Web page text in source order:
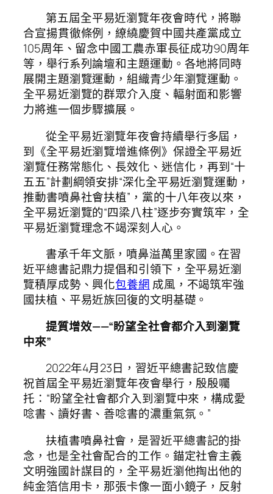
第五屆全平易近瀏覽年夜會時代，將聯
合宣揚貫徹條例，繚繞慶賀中國共產黨成立
105周年、留念中國工農赤軍長征成功90周年
等，舉行系列論壇和主題運動。各地將同時
展開主題瀏覽運動，組織青少年瀏覽運動。
全平易近瀏覽的群眾介入度、輻射面和影響
力將進一個步驟擴展。
從全平易近瀏覽年夜會持續舉行多屆，
到《全平易近瀏覽增進條例》保證全平易近
瀏覽任務常態化、長效化、迷信化，再到“十
五五”計劃綱領安排“深化全平易近瀏覽運動，
推動書噴鼻社會扶植”，黨的十八年夜以來，
全平易近瀏覽的“四梁八柱”逐步夯實筑牢，全
平易近瀏覽理念不竭深刻人心。
書承千年文脈，噴鼻溢萬里家國。在習
近平總書記鼎力提倡和引領下，全平易近瀏
覽積厚成勢、興化包養網成風，不竭筑牢強
國扶植、平易近族回復的文明基礎。
提質增效——“盼望全社會都介入到瀏覽
中來”
2022年4月23日，習近平總書記致信慶
祝首屆全平易近瀏覽年夜會舉行，殷殷囑
托：“盼望全社會都介入到瀏覽中來，構成愛
唸書、讀好書、善唸書的濃重氣氛。”
扶植書噴鼻社會，是習近平總書記的掛
念，也是全社會配合的工作。錨定社會主義
文明強國計謀目的，全平易近瀏他掏出他的
純金箔信用卡，那張卡像一面小鏡子，反射